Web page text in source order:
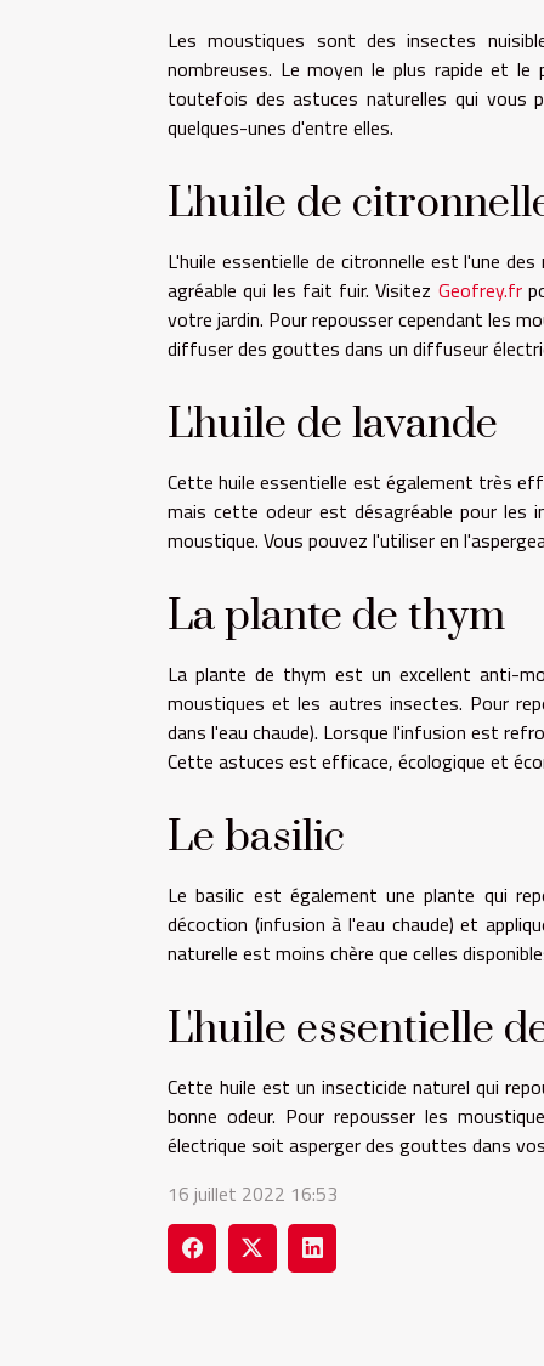
Les moustiques sont des insectes
nombreuses. Le moyen le plus rapide et
toutefois des astuces naturelles qui vous
quelques-unes d'entre elles.
L'huile de
L'huile essentielle de citronnelle est l'une
agréable qui les fait fuir. Visitez Geofrey.fr
votre jardin. Pour repousser cependant les
diffuser des gouttes dans un diffuseur
L'huile de lavande
Cette huile essentielle est également très
mais cette odeur est désagréable pour les
moustique. Vous pouvez l'utiliser en
La plante de thym
La plante de thym est un excellent anti-
moustiques et les autres insectes. Pour
dans l'eau chaude). Lorsque l'infusion est
Cette astuces est efficace, écologique et
Le basilic
Le basilic est également une plante qui
décoction (infusion à l'eau chaude) et
naturelle est moins chère que celles
L'huile essentielle
Cette huile est un insecticide naturel qui
bonne odeur. Pour repousser les
électrique soit asperger des gouttes dans
16 juillet 2022 16:53